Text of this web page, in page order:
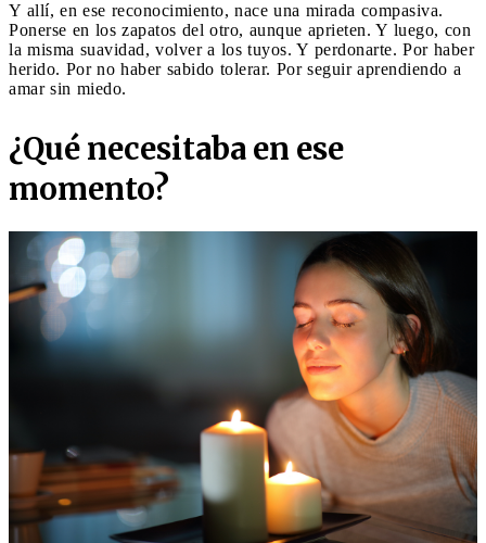
Y allí, en ese reconocimiento, nace una mirada compasiva.
Ponerse en los zapatos del otro, aunque aprieten. Y luego, con
la misma suavidad, volver a los tuyos. Y perdonarte. Por haber
herido. Por no haber sabido tolerar. Por seguir aprendiendo a
amar sin miedo.
¿Qué necesitaba en ese
momento?